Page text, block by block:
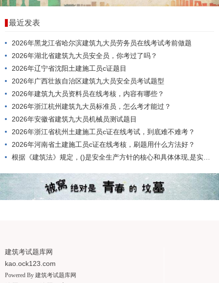
最近发表
2026年黑龙江省哈尔滨建筑九大员劳务员在线考试考前做题
2026年湖北省建筑九大员安全员，你考过了吗？
2026年辽宁省沈阳土建施工员c证题目
2026年广西壮族自治区建筑九大员安全员考试题型
2026年建筑九大员资料员在线考核，内容有哪些？
2026年浙江杭州建筑九大员标准员，怎么考才能过？
2026年安徽省建筑九大员机械员测试题目
2026年浙江省杭州土建施工员c证在线考试，到底难不难考？
2026年河南省土建施工员c证在线考核，刷题用什么方法好？
根据《建筑法》规定，()是安全生产方针的核心和具体体现,是实现安全生产的根本途径。
建筑考试题库网
kao.ock123.com
Powered By 建筑考试题库网